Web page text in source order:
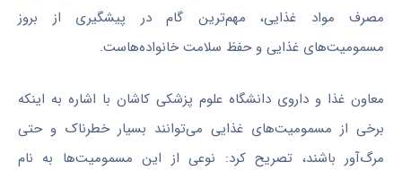
مصرف مواد غذایی، مهم‌ترین گام در پیشگیری از بروز
مسمومیت‌های غذایی و حفظ سلامت خانواده‌هاست.
معاون غذا و داروی دانشگاه علوم پزشکی کاشان با اشاره به اینکه
برخی از مسمومیت‌های غذایی می‌توانند بسیار خطرناک و حتی
مرگ‌آور باشند، تصریح کرد: نوعی از این مسمومیت‌ها به نام